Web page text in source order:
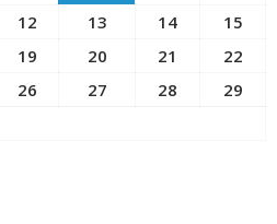
12 13 14
15
19 20 21
22
26 27 28
29